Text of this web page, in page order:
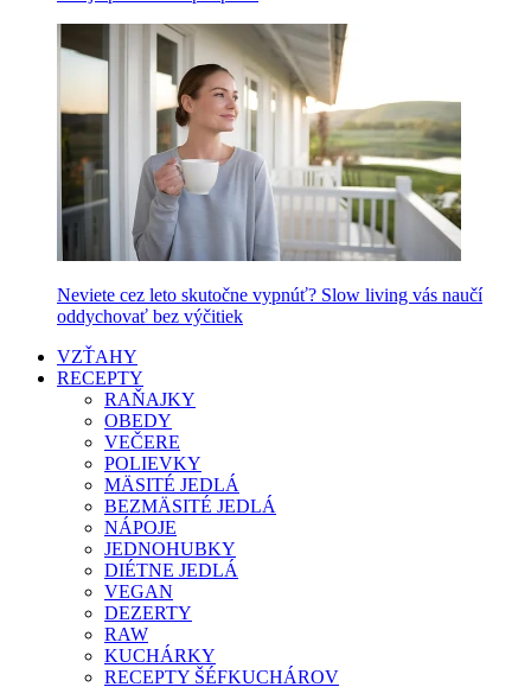
Neviete cez leto skutočne vypnúť? Slow living vás naučí
oddychovať bez výčitiek
VZŤAHY
RECEPTY
RAŇAJKY
OBEDY
VEČERE
POLIEVKY
MÄSITÉ JEDLÁ
BEZMÄSITÉ JEDLÁ
NÁPOJE
JEDNOHUBKY
DIÉTNE JEDLÁ
VEGAN
DEZERTY
RAW
KUCHÁRKY
RECEPTY ŠÉFKUCHÁROV